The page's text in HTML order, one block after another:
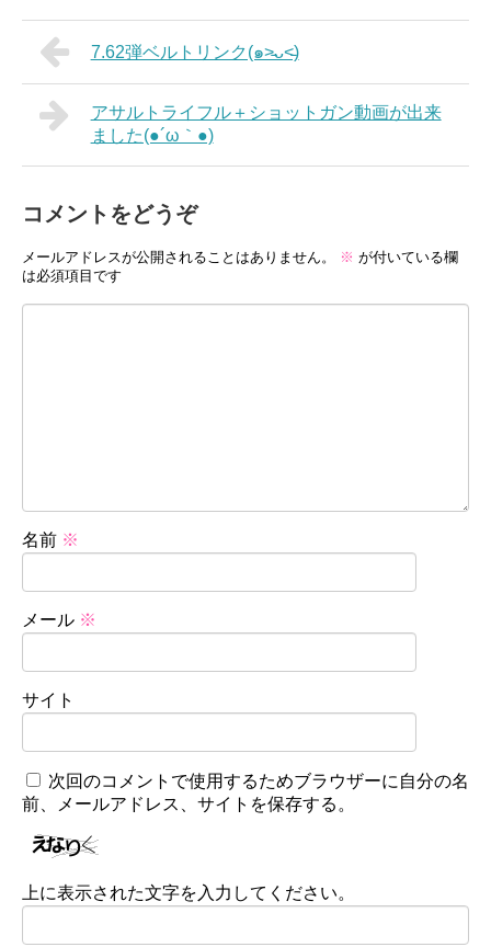
7.62弾ベルトリンク(๑˃̵ᴗ˂̵)
アサルトライフル＋ショットガン動画が出来
ました(●´ω｀●)
コメントをどうぞ
メールアドレスが公開されることはありません。 ※ が付いている欄
は必須項目です
名前 ※
メール ※
サイト
次回のコメントで使用するためブラウザーに自分の名
前、メールアドレス、サイトを保存する。
上に表示された文字を入力してください。